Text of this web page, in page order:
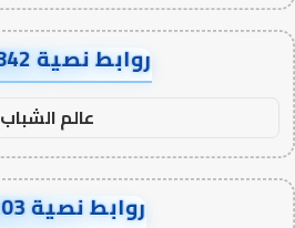
روابط نصية AA86842
عالم الشباب
روابط نصية AA4203